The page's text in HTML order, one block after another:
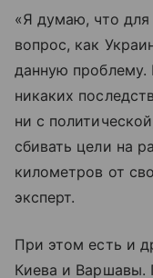
«Я думаю, что
вопрос, как
данную проблему.
никаких
ни с
сбивать цели на
километров от
эксперт.
При этом есть и
Киева и Варшавы.